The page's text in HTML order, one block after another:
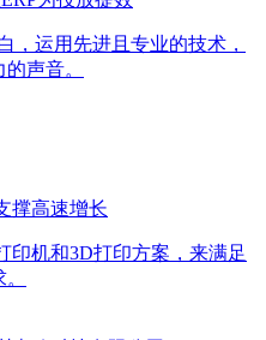
，运用先进且专业的技术，
声音。
撑高速增长
印机和3D打印方案，来满足